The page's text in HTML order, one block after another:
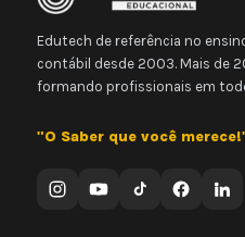
Edutech de referência no
contábil desde 2003. Mais de
formando profissionais em
"O Saber que você